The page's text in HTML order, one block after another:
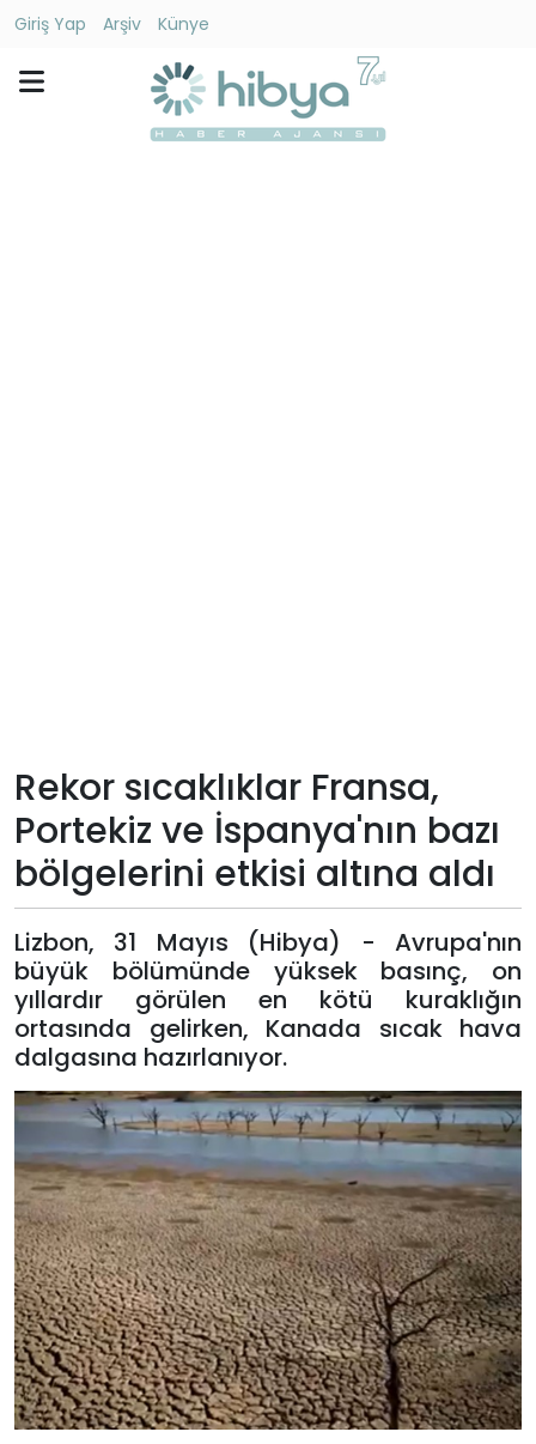
Giriş Yap Arşiv
Künye
Künye
Giriş
Yap
Rekor sıcaklıklar Fransa,
Portekiz ve İspanya'nın bazı
bölgelerini etkisi altına aldı
Lizbon, 31 Mayıs (Hibya) - Avrupa'nın
büyük bölümünde yüksek basınç, on
yıllardır görülen en kötü kuraklığın
ortasında gelirken, Kanada sıcak hava
dalgasına hazırlanıyor.